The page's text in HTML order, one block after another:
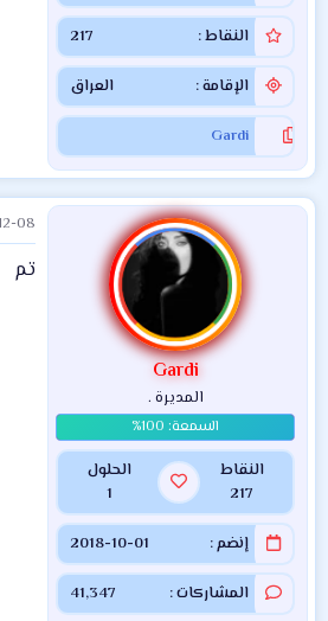
النقاط 217
الإقامة العراق
Gardi
Gardi
المديرة .
النقاط
217
الحلول
1
إنضم 2018-10-01
المشاركات 41,347
08
تم